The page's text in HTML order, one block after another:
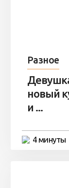
Разное
новый
и ...
4 минуты